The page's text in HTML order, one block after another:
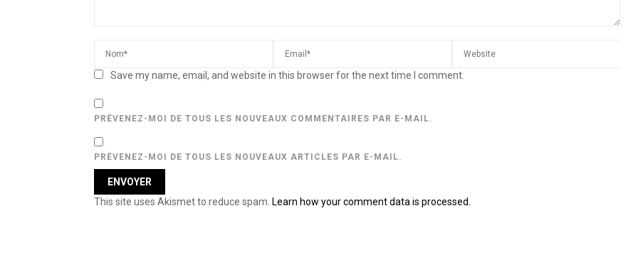
Save my name, email, and website in this browser for the next time I comment.
PRÉVENEZ-MOI DE TOUS LES NOUVEAUX COMMENTAIRES PAR E-MAIL.
PRÉVENEZ-MOI DE TOUS LES NOUVEAUX ARTICLES PAR E-MAIL.
This site uses Akismet to reduce spam. Learn how your comment data is processed.